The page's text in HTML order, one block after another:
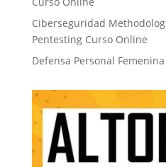
Ciberseguridad
Pentesting Curso Online
Defensa Personal